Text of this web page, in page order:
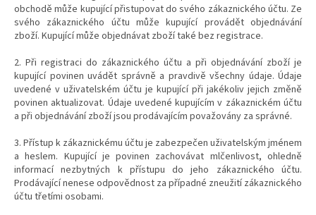
obchodě může kupující přistupovat do svého zákaznického účtu. Ze
svého zákaznického účtu může kupující provádět objednávání
zboží. Kupující může objednávat zboží také bez registrace.
2. Při registraci do zákaznického účtu a při objednávání zboží je
kupující povinen uvádět správně a pravdivě všechny údaje. Údaje
uvedené v uživatelském účtu je kupující při jakékoliv jejich změně
povinen aktualizovat. Údaje uvedené kupujícím v zákaznickém účtu
a při objednávání zboží jsou prodávajícím považovány za správné.
3. Přístup k zákaznickému účtu je zabezpečen uživatelským jménem
a heslem. Kupující je povinen zachovávat mlčenlivost, ohledně
informací nezbytných k přístupu do jeho zákaznického účtu.
Prodávající nenese odpovědnost za případné zneužití zákaznického
účtu třetími osobami.